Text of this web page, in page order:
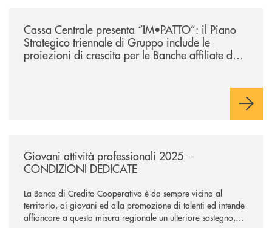
Cassa Centrale presenta “IM•PATTO”: il Piano
Strategico triennale di Gruppo include le
proiezioni di crescita per le Banche affiliate del
Giovani attività professionali 2025 –
CONDIZIONI DEDICATE
La Banca di Credito Cooperativo è da sempre vicina al
territorio, ai giovani ed alla promozione di talenti ed intende
affiancare a questa misura regionale un ulteriore sostegno,